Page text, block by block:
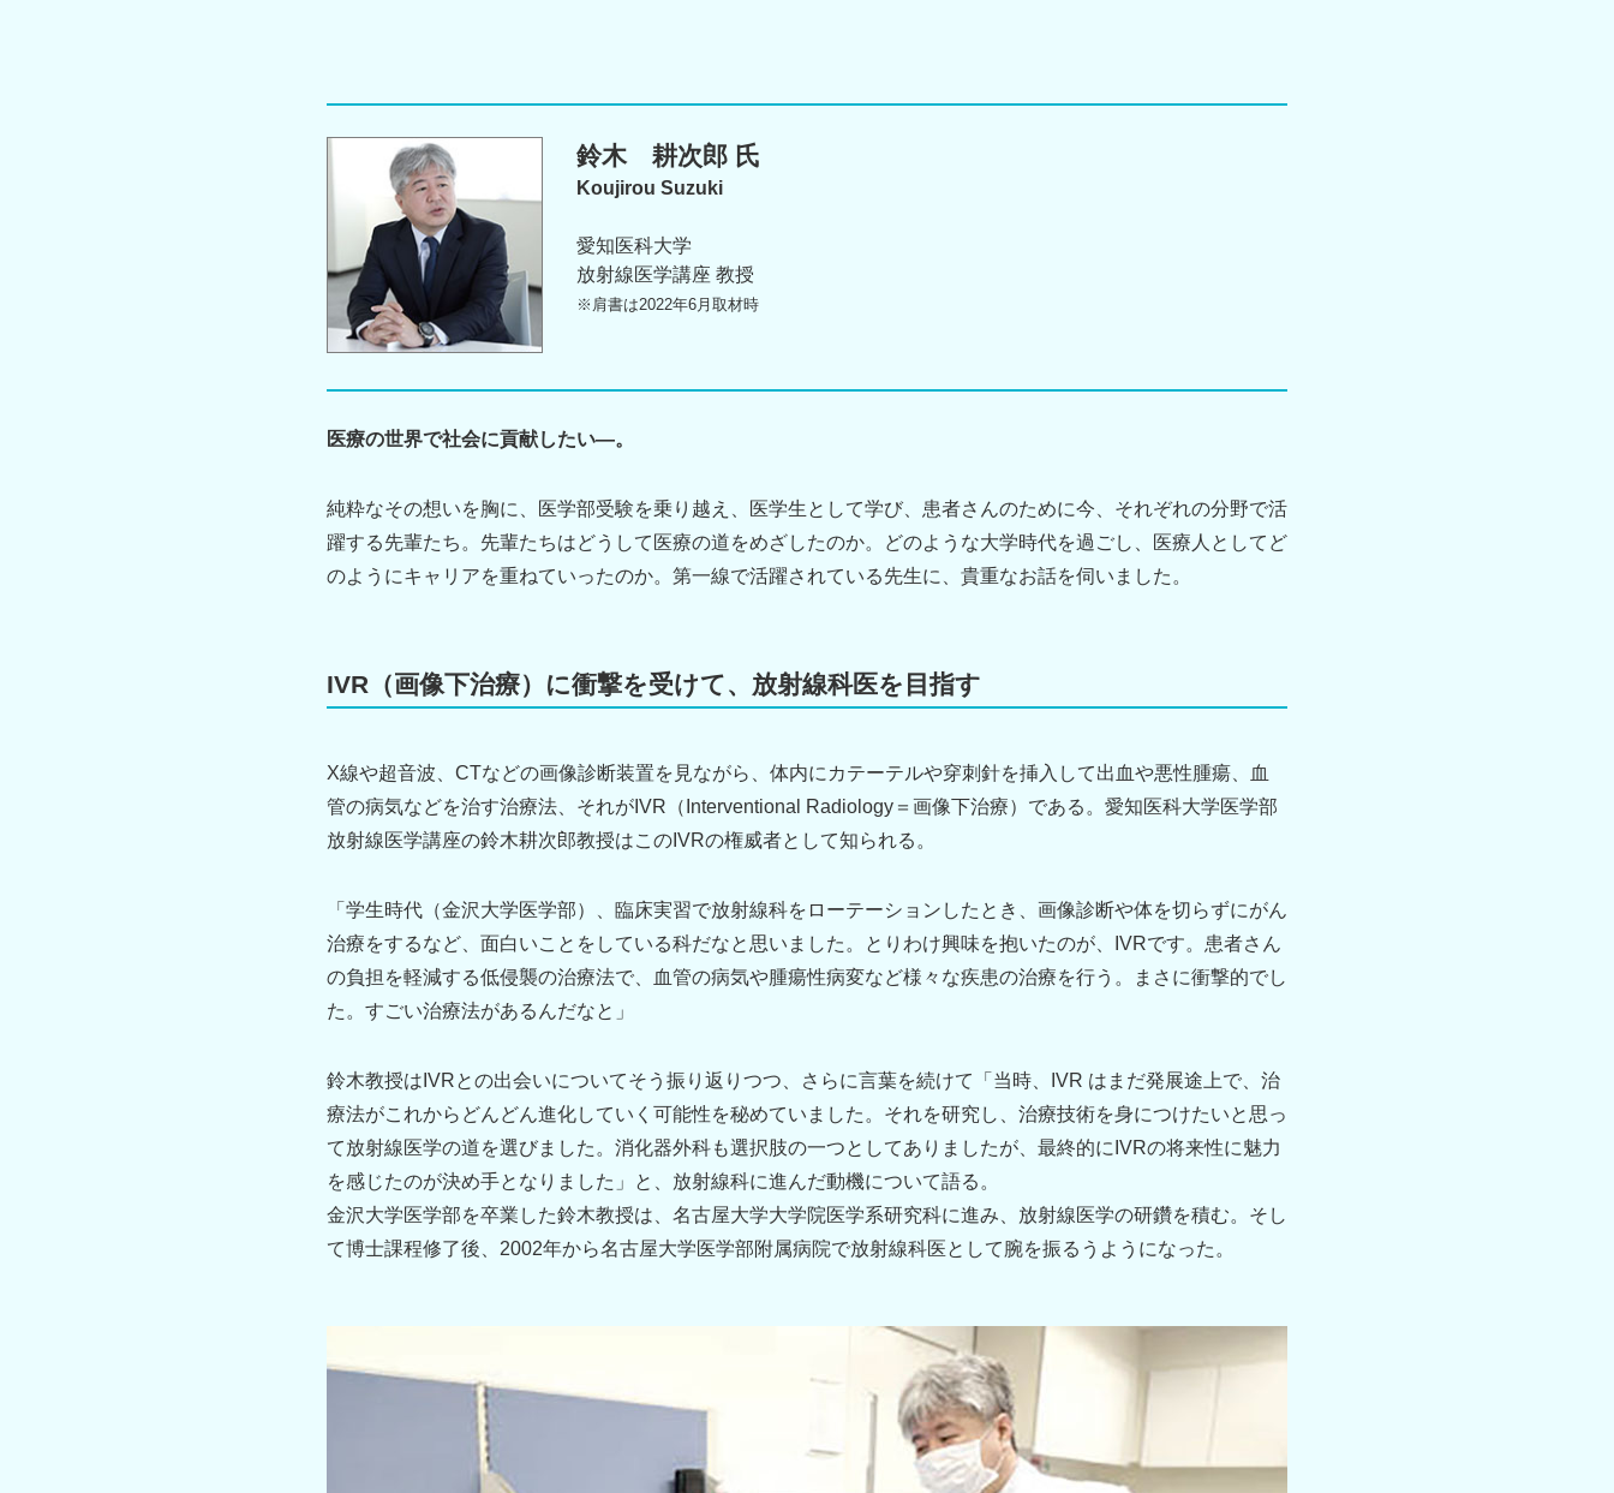
鈴木 耕次郎 氏
Koujirou Suzuki
愛知医科大学
放射線医学講座 教授
※肩書は2022年6月取材時
医療の世界で社会に貢献したい―。
純粋なその想いを胸に、医学部受験を乗り越え、医学生として学び、患者さんのために今、それぞれの分野で活
躍する先輩たち。先輩たちはどうして医療の道をめざしたのか。どのような大学時代を過ごし、医療人としてど
のようにキャリアを重ねていったのか。第一線で活躍されている先生に、貴重なお話を伺いました。
IVR（画像下治療）に衝撃を受けて、放射線科医を目指す
X線や超音波、CTなどの画像診断装置を見ながら、体内にカテーテルや穿刺針を挿入して出血や悪性腫瘍、血
管の病気などを治す治療法、それがIVR（Interventional Radiology＝画像下治療）である。愛知医科大学医学部
放射線医学講座の鈴木耕次郎教授はこのIVRの権威者として知られる。
「学生時代（金沢大学医学部）、臨床実習で放射線科をローテーションしたとき、画像診断や体を切らずにがん
治療をするなど、面白いことをしている科だなと思いました。とりわけ興味を抱いたのが、IVRです。患者さん
の負担を軽減する低侵襲の治療法で、血管の病気や腫瘍性病変など様々な疾患の治療を行う。まさに衝撃的でし
た。すごい治療法があるんだなと」
鈴木教授はIVRとの出会いについてそう振り返りつつ、さらに言葉を続けて「当時、IVR はまだ発展途上で、治
療法がこれからどんどん進化していく可能性を秘めていました。それを研究し、治療技術を身につけたいと思っ
て放射線医学の道を選びました。消化器外科も選択肢の一つとしてありましたが、最終的にIVRの将来性に魅力
を感じたのが決め手となりました」と、放射線科に進んだ動機について語る。
金沢大学医学部を卒業した鈴木教授は、名古屋大学大学院医学系研究科に進み、放射線医学の研鑽を積む。そし
て博士課程修了後、2002年から名古屋大学医学部附属病院で放射線科医として腕を振るうようになった。